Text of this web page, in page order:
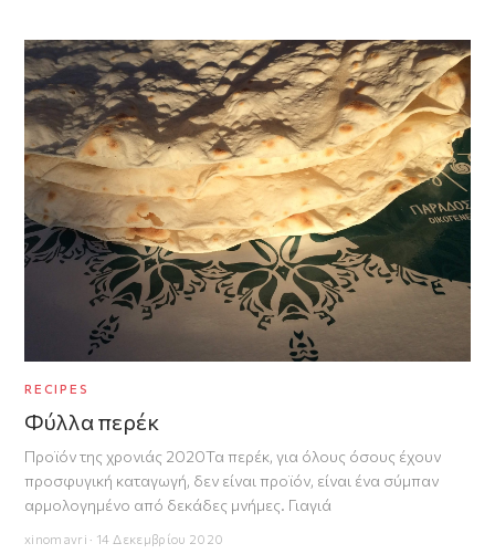
RECIPES
Φύλλα περέκ
Προϊόν της χρονιάς 2020Τα περέκ, για όλους όσους έχουν
προσφυγική καταγωγή, δεν είναι προϊόν, είναι ένα σύμπαν
αρμολογημένο από δεκάδες μνήμες. Γιαγιά
xinomavri · 14 Δεκεμβρίου 2020